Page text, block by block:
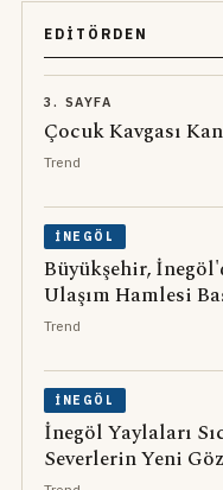
EDITÖRDEN
3. SAYFA
Çocuk Kavgası
Trend
İNEGÖL
Büyükşehir,
Ulaşım Hamlesi
Trend
İNEGÖL
İnegöl Yaylaları
Severlerin Yeni